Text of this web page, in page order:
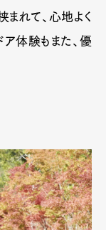
れて、心地よく
ア体験もまた、優